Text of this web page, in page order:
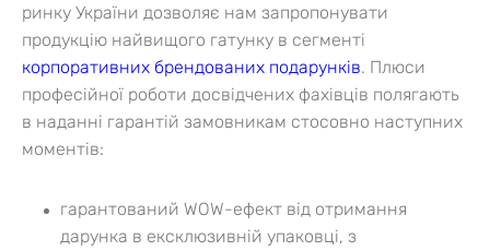
ринку України дозволяє нам запропонувати
продукцію найвищого гатунку в сегменті
корпоративних брендованих подарунків. Плюси
професійної роботи досвідчених фахівців полягають
в наданні гарантій замовникам стосовно наступних
моментів:
гарантований WOW-ефект від отримання
дарунка в ексклюзивній упаковці, з